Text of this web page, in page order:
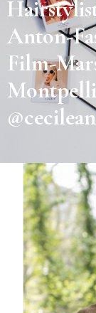
Anton-
Film-